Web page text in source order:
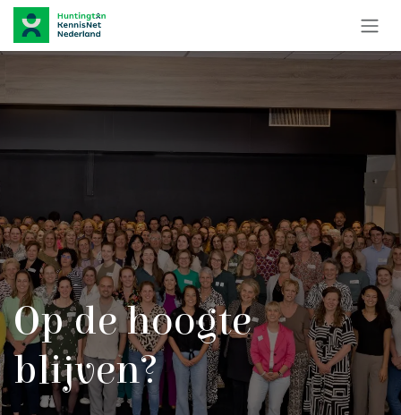
Overslaan naar inhoud
Op de hoogte
blijven?